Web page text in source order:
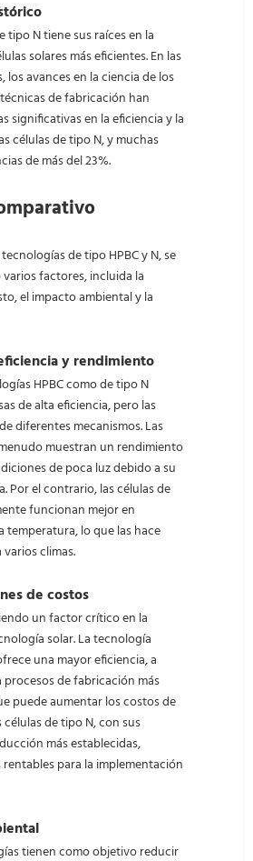
tipo N tiene sus raíces en la
solares más eficientes. En las
los avances en la ciencia de los
de fabricación han
significativas en la eficiencia y la
células de tipo N, y muchas
de más del 23%.
de tipo HPBC y N, se
factores, incluida la
el impacto ambiental y la
y rendimiento
HPBC como de tipo N
de alta eficiencia, pero las
diferentes mecanismos. Las
muestran un rendimiento
de poca luz debido a su
Por el contrario, las células de
funcionan mejor en
temperatura, lo que las hace
climas.
de costos
un factor crítico en la
solar. La tecnología
una mayor eficiencia, a
de fabricación más
puede aumentar los costos de
de tipo N, con sus
más establecidas,
rentables para la implementación
tienen como objetivo reducir